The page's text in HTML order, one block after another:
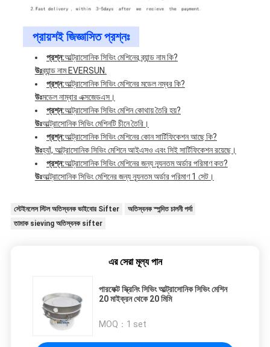
প্রায়শই জিজ্ঞাসিত প্রশ্নঃ
প্রশ্ন:আল্ট্রাসোনিক সিভিং মেশিনের ব্র্যান্ড নাম কি?
উঃব্র্যান্ড নাম EVERSUN.
প্রশ্ন:আল্ট্রাসোনিক সিভিং মেশিনের মডেল নম্বর কি?
উঃমডেল নাম্বার এক্সজেডএস।
প্রশ্ন:আল্ট্রাসোনিক সিভিং মেশিন কোথায় তৈরি হয়?
উঃআল্ট্রাসোনিক সিভিং মেশিনটি চীনে তৈরি।
প্রশ্ন:আল্ট্রাসোনিক সিভিং মেশিনের কোন সার্টিফিকেশন আছে কি?
উঃহ্যাঁ, আল্ট্রাসোনিক সিভিং মেশিনে আইএসও এবং সিই সার্টিফিকেশন রয়েছে।
প্রশ্ন:আল্ট্রাসোনিক সিভিং মেশিনের জন্য ন্যূনতম অর্ডার পরিমাণ কত?
উঃআল্ট্রাসোনিক সিভিং মেশিনের জন্য ন্যূনতম অর্ডার পরিমাণ 1 সেট।
স্টেইনলেস স্টিল অতিস্বনক ভাইবোর Sifter
অতিস্বনক স্পন্দিত চালনী পর্দা
তামাক sieving অতিস্বনক sifter
এর সেরা মূল্য পান
পারফেক্ট স্ক্রিনিং সিভিং আল্ট্রাসোনিক সিভিং মেশিন
20 মাইক্রন থেকে 20 মিমি
MOQ： 1 set